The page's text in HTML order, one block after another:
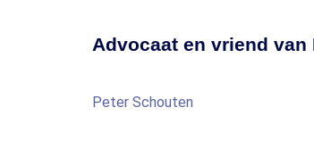
Advocaat en vriend van
Peter Schouten